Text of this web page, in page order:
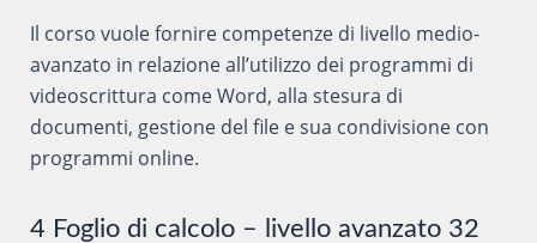
Il corso vuole fornire competenze di livello medio-
avanzato in relazione all’utilizzo dei programmi di
videoscrittura come Word, alla stesura di
documenti, gestione del file e sua condivisione con
programmi online.
4 Foglio di calcolo – livello avanzato 32